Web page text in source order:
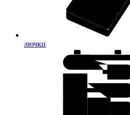
лючки